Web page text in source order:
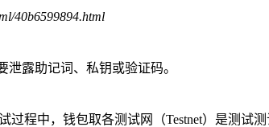
40b6599894.html
露助记词、私钥或验证码。
程中，钱包取各测试网（Testnet）是测试